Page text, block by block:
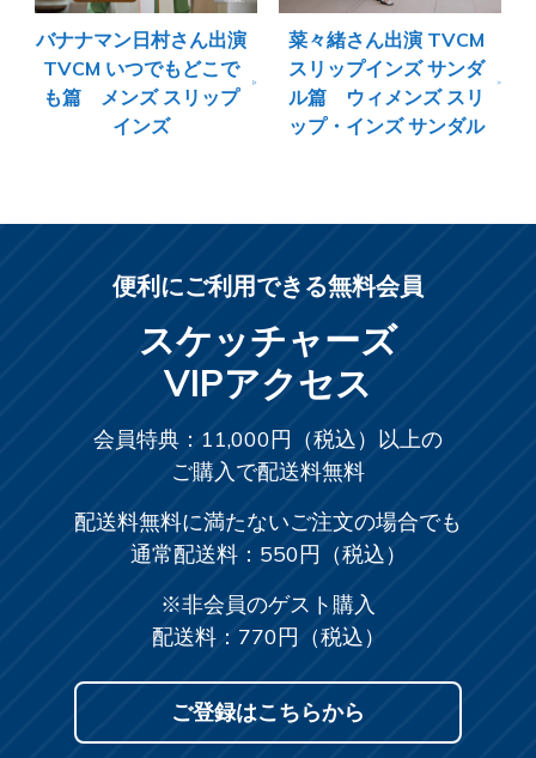
バナナマン日村さん出演
TVCM いつでもどこで
も篇 メンズ スリップ
インズ
菜々緒さん出演 TVCM
スリップインズ サンダ
ル篇 ウィメンズ スリ
ップ・インズ サンダル
便利にご利用できる無料会員
スケッチャーズ
VIPアクセス
会員特典：11,000円（税込）以上の
ご購入で配送料無料
配送料無料に満たないご注文の場合でも
通常配送料：550円（税込）
※非会員のゲスト購入
配送料：770円（税込）
ご登録はこちらから